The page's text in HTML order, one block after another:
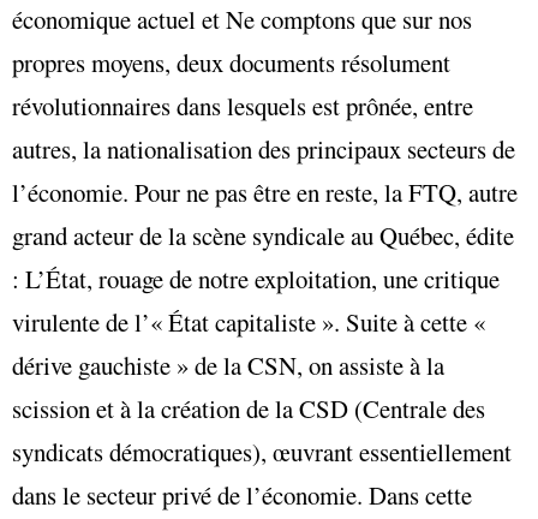
économique actuel et Ne comptons que sur nos
propres moyens, deux documents résolument
révolutionnaires dans lesquels est prônée, entre
autres, la nationalisation des principaux secteurs de
l’économie. Pour ne pas être en reste, la FTQ, autre
grand acteur de la scène syndicale au Québec, édite
: L’État, rouage de notre exploitation, une critique
virulente de l’« État capitaliste ». Suite à cette «
dérive gauchiste » de la CSN, on assiste à la
scission et à la création de la CSD (Centrale des
syndicats démocratiques), œuvrant essentiellement
dans le secteur privé de l’économie. Dans cette